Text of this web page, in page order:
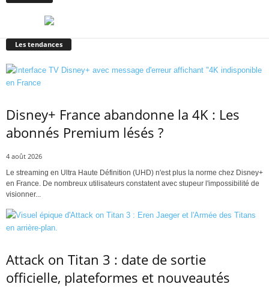
Les tendances
Disney+ France abandonne la 4K : Les
abonnés Premium lésés ?
4 août 2026
Le streaming en Ultra Haute Définition (UHD) n'est plus la norme chez Disney+
en France. De nombreux utilisateurs constatent avec stupeur l'impossibilité de
visionner...
Attack on Titan 3 : date de sortie
officielle, plateformes et nouveautés